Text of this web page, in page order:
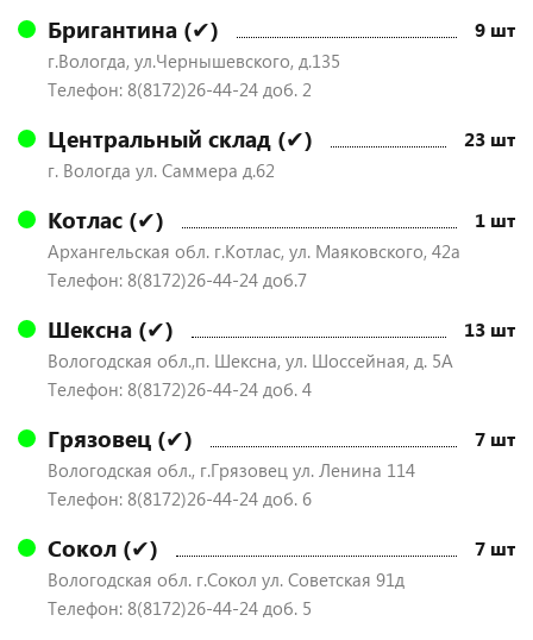
Бригантина (✔) 9 шт
г.Вологда, ул.Чернышевского, д.135
Телефон: 8(8172)26-44-24 доб. 2
Центральный склад (✔) 23 шт
г. Вологда ул. Саммера д.62
Котлас (✔) 1 шт
Архангельская обл. г.Котлас, ул. Маяковского, 42а
Телефон: 8(8172)26-44-24 доб.7
Шексна (✔) 13 шт
Вологодская обл.,п. Шексна, ул. Шоссейная, д. 5А
Телефон: 8(8172)26-44-24 доб. 4
Грязовец (✔) 7 шт
Вологодская обл., г.Грязовец ул. Ленина 114
Телефон: 8(8172)26-44-24 доб. 6
Сокол (✔) 7 шт
Вологодская обл. г.Сокол ул. Советская 91д
Телефон: 8(8172)26-44-24 доб. 5